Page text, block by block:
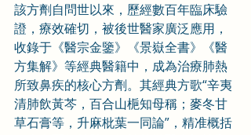
該方劑自問世以來，歷經數百年臨床驗
證，療效確切，被後世醫家廣泛應用，
收錄于《醫宗金鑒》《景嶽全書》《醫
方集解》等經典醫籍中，成為治療肺熱
所致鼻疾的核心方劑。其經典方歌“辛夷
清肺飲黃芩，百合山梔知母稱；麥冬甘
草石膏等，升麻枇葉一同論”，精准概括